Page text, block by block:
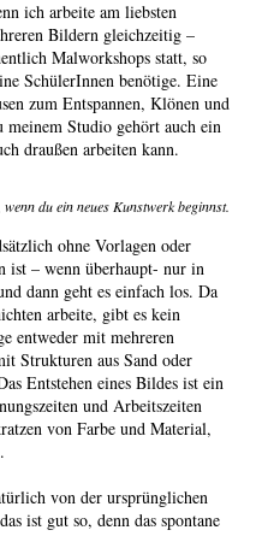
ich arbeite am liebsten
Bildern gleichzeitig –
Malworkshops statt, so
SchülerInnen benötige. Eine
zum Entspannen, Klönen und
meinem Studio gehört auch ein
draußen arbeiten kann.
du ein neues Kunstwerk beginnst.
ohne Vorlagen oder
ist – wenn überhaupt- nur in
dann geht es einfach los. Da
arbeite, gibt es kein
entweder mit mehreren
Strukturen aus Sand oder
Entstehen eines Bildes ist ein
und Arbeitszeiten
von Farbe und Material,
von der ursprünglichen
ist gut so, denn das spontane